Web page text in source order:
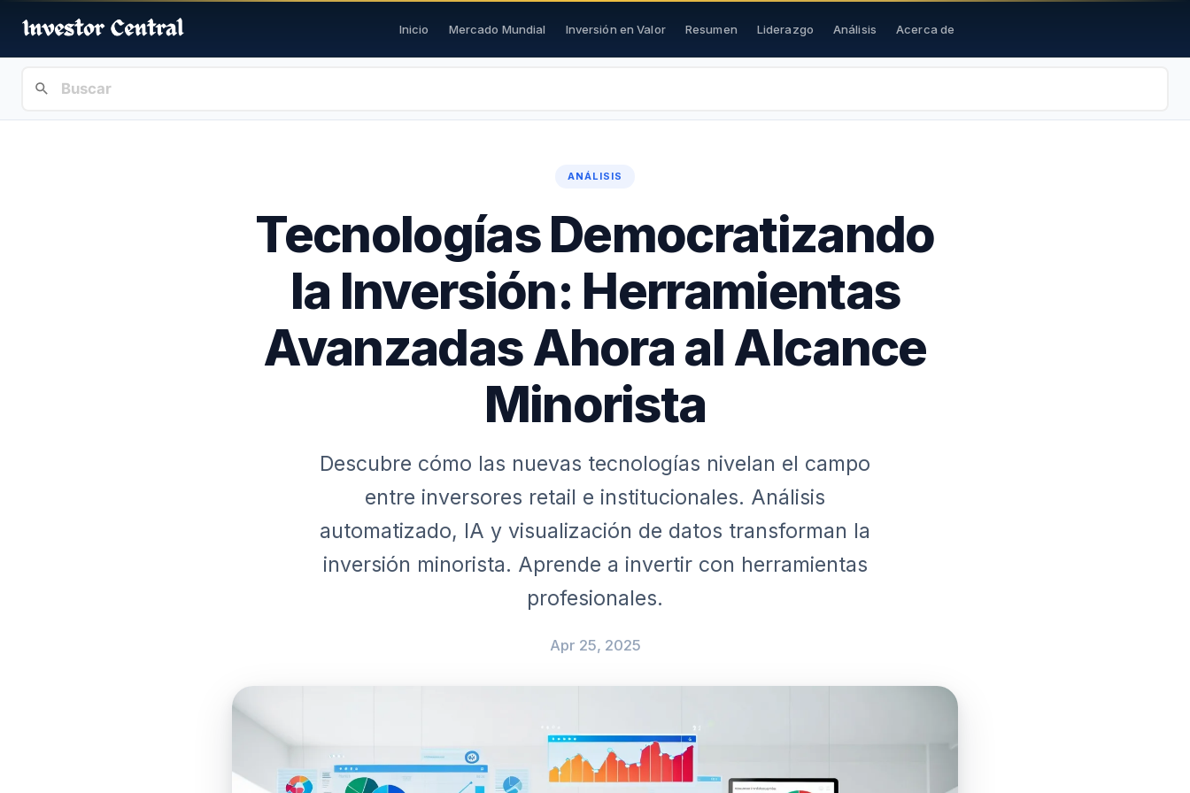
Inicio Mercado Mundial Inversión en Valor Resumen Liderazgo Análisis Acerca de
ANÁLISIS
Tecnologías Democratizando
la Inversión: Herramientas
Avanzadas Ahora al Alcance
Minorista
Descubre cómo las nuevas tecnologías nivelan el campo
entre inversores retail e institucionales. Análisis
automatizado, IA y visualización de datos transforman la
inversión minorista. Aprende a invertir con herramientas
profesionales.
Apr 25, 2025